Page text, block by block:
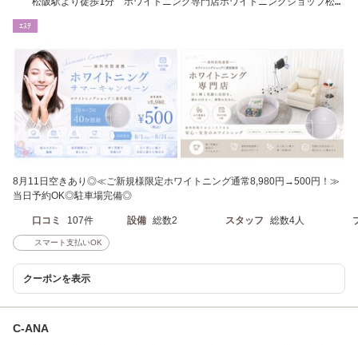
ｴｽﾃ
8月11日空きあり◎≪ご新規様限定ホワイトニング通常8,980円→500円！≫
当日予約OK◎駐車場完備◎
口コミ 107件 設備 総数2 スタッフ 総数4人
スマート支払いOK
クーポンを表示
C-ANA